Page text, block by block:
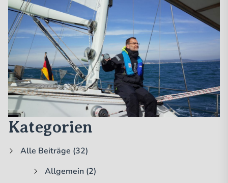
Kategorien
Alle Beiträge (32)
Allgemein (2)